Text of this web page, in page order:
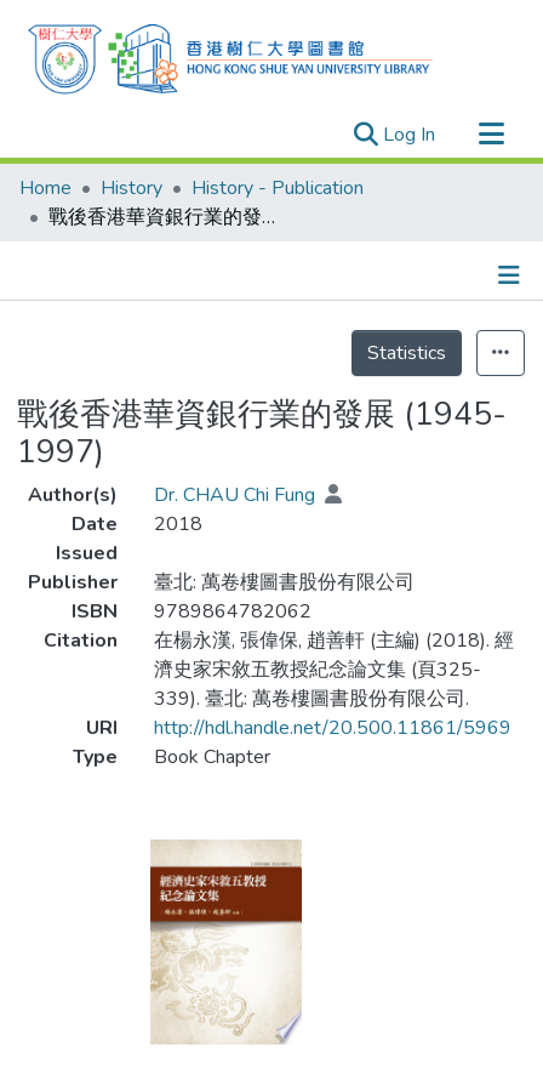
Log In (current)
Research Outputs
Researchers
Projects
Home History
History - Publication
戰後香港華資銀行業的發展 (1945-1997)
Statistics
戰後香港華資銀行業的發展 (1945-
1997)
Author(s)
Dr. CHAU Chi Fung
Date
Issued
2018
Publisher
臺北: 萬卷樓圖書股份有限公司
ISBN
9789864782062
Citation
在楊永漢, 張偉保, 趙善軒 (主編) (2018). 經
濟史家宋敘五教授紀念論文集 (頁325-
339). 臺北: 萬卷樓圖書股份有限公司.
URI
http://hdl.handle.net/20.500.11861/5969
Type
Book Chapter